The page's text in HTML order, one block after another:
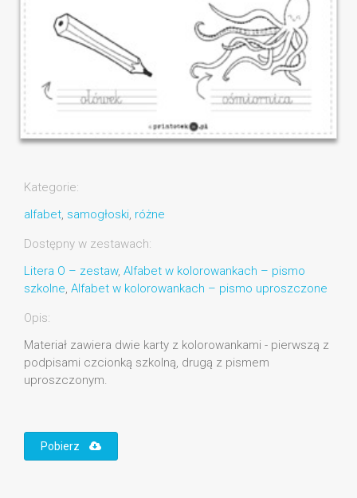
Kategorie:
alfabet, samogłoski, różne
Dostępny w zestawach:
Litera O – zestaw, Alfabet w kolorowankach – pismo
szkolne, Alfabet w kolorowankach – pismo uproszczone
Opis:
Materiał zawiera dwie karty z kolorowankami - pierwszą z
podpisami czcionką szkolną, drugą z pismem
uproszczonym.
Pobierz